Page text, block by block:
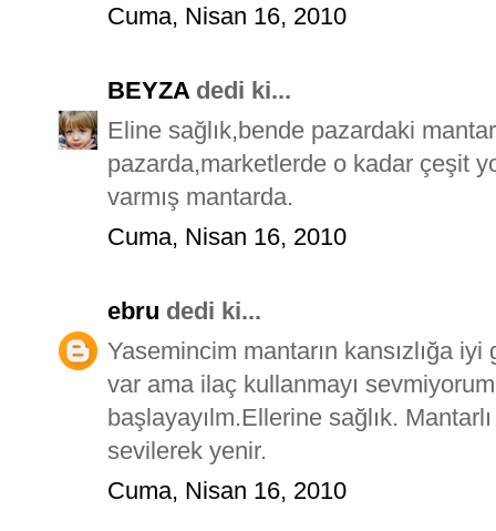
Cuma, Nisan 16, 2010
BEYZA dedi ki...
Eline sağlık,bende pazardaki
pazarda,marketlerde o kadar çeşit
varmış mantarda.
Cuma, Nisan 16, 2010
ebru dedi ki...
Yasemincim mantarın kansızlığa
var ama ilaç kullanmayı
başlayayılm.Ellerine sağlık.
sevilerek yenir.
Cuma, Nisan 16, 2010